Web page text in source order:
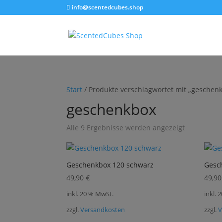
info@scentedcubes.shop
Start / Produkte verschlagwortet mit
geschenkbox
Alle 9 Ergebnisse werden angezeigt
Geschenkbox 120 schwarz
49,90€
inkl. 20 % MwSt.
zzgl.Versandkosten
inkl.
zzgl.